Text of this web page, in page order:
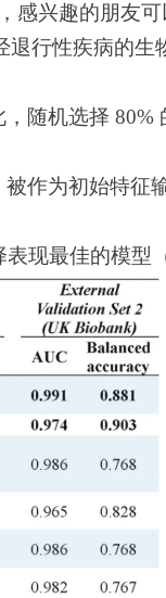
兴趣的朋友可
行性疾病的
随机选择 80%
作为初始特征
现最佳的模型